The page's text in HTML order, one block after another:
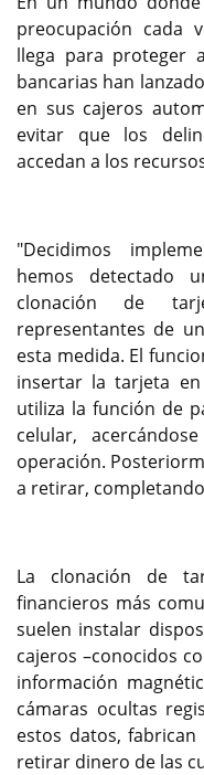
preocupación cada
llega para proteger
bancarias han
en sus cajeros
evitar que los
accedan a los
"Decidimos
hemos detectado
clonación de
representantes de
esta medida. El
insertar la tarjeta
utiliza la función de
celular,
operación.
a retirar,
La clonación de
financieros más
suelen instalar
cajeros –conocidos
información
cámaras ocultas
estos datos,
retirar dinero de las